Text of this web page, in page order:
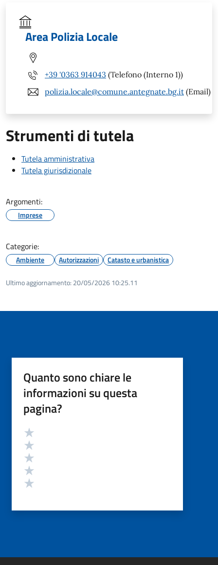
Area Polizia Locale
+39 '0363 914043 (Telefono (Interno 1))
polizia.locale@comune.antegnate.bg.it (Email)
Strumenti di tutela
Tutela amministrativa
Tutela giurisdizionale
Argomenti:
Imprese
Categorie:
Ambiente Autorizzazioni Catasto e urbanistica
Ultimo aggiornamento: 20/05/2026 10:25.11
Quanto sono chiare le
informazioni su questa
pagina?
Valutazione